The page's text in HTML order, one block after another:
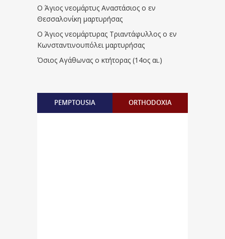
Ο Άγιος νεομάρτυς Αναστάσιος ο εν
Θεσσαλονίκη μαρτυρήσας
Ο Άγιος νεομάρτυρας Τριαντάφυλλος ο εν
Κωνσταντινουπόλει μαρτυρήσας
Όσιος Αγάθωνας ο κτήτορας (14ος αι.)
PEMPTOUSIA ORTHODOXIA